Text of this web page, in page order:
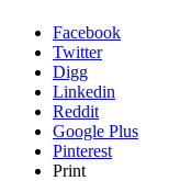
Facebook
Twitter
Digg
Linkedin
Reddit
Google Plus
Pinterest
Print